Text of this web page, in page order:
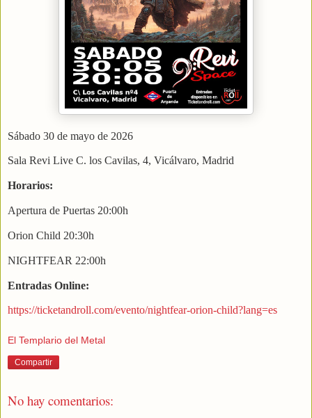
Sábado 30 de mayo de 2026
Sala Revi Live C. los Cavilas, 4, Vicálvaro, Madrid
Horarios:
Apertura de Puertas 20:00h
Orion Child 20:30h
NIGHTFEAR 22:00h
Entradas Online:
https://ticketandroll.com/evento/nightfear-orion-child?lang=es
El Templario del Metal
Compartir
No hay comentarios: